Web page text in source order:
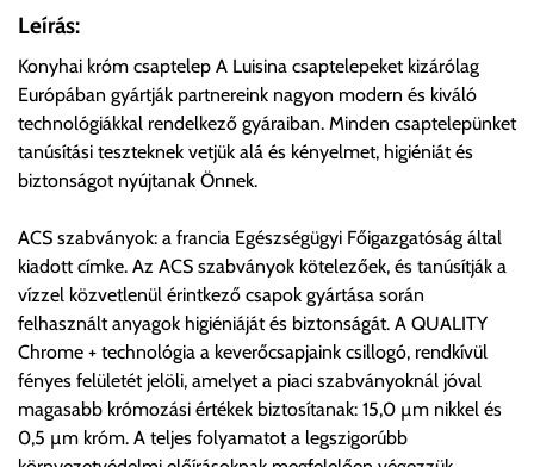
Önnek lehetősége van rendelését a beérkezést követően
ingyenesen átvenni Budapesti Cégcsoportunk Stúdiójában
előre egyeztetett időpontban.
Cím:1133 Budapest, Váci út 100.
Az oldalunkon rendelés esetén, amennyiben szállítást is kér,
úgy esetenként több lehetőséget ajánl fel a program. Kérjük, a
vásárolt árú figyelembevételével az önnek megfelelő szállítási
költséget válassza ki.
Amennyiben nem biztos választásában, vagy a program
automatikusan nem ajánl fel szállítási költséget, úgy válassza
a 0.- forintos szállítást, kollégáink megvizsgálják a vásárolt
termék adatait, majd visszaigazolják a szállítás költségét.
Leírás:
Konyhai króm csaptelep A Luisina csaptelepeket kizárólag
Európában gyártják partnereink nagyon modern és kiváló
technológiákkal rendelkező gyáraiban. Minden csaptelepünket
tanúsítási teszteknek vetjük alá és kényelmet, higiéniát és
biztonságot nyújtanak Önnek.
ACS szabványok: a francia Egészségügyi Főigazgatóság által
kiadott címke. Az ACS szabványok kötelezőek, és tanúsítják a
vízzel közvetlenül érintkező csapok gyártása során
felhasznált anyagok higiéniáját és biztonságát. A QUALITY
Chrome + technológia a keverőcsapjaink csillogó, rendkívül
fényes felületét jelöli, amelyet a piaci szabványoknál jóval
magasabb krómozási értékek biztosítanak: 15,0 µm nikkel és
0,5 µm króm. A teljes folyamatot a legszigorúbb